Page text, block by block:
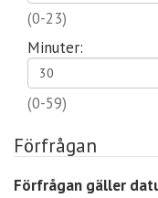
(0-23)
Minuter:
(0-59)
Förfrågan
Förfrågan gäller